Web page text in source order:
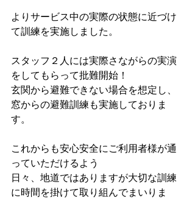
よりサービス中の実際の状態に近づけ
て訓練を実施しました。
スタッフ２人には実際さながらの実演
をしてもらって批難開始！
玄関から避難できない場合を想定し、
窓からの避難訓練も実施しておりま
す。
これからも安心安全にご利用者様が通
っていただけるよう
日々、地道ではありますが大切な訓練
に時間を掛けて取り組んでまいりま